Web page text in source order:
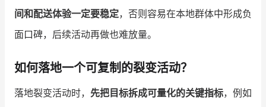
间和配送体验一定要稳定，否则容易在本地群体中形成负
面口碑，后续活动再做也难放量。
如何落地一个可复制的裂变活动？
落地裂变活动时， 先把目标拆成可量化的关键指标，例如